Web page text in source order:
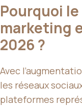
Pourquoi
marketing
2026 ?
Avec
les réseaux
plateformes